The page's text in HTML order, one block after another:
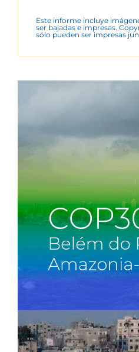
Este informe incluye
ser bajadas e impresas.
sólo pueden ser impresas